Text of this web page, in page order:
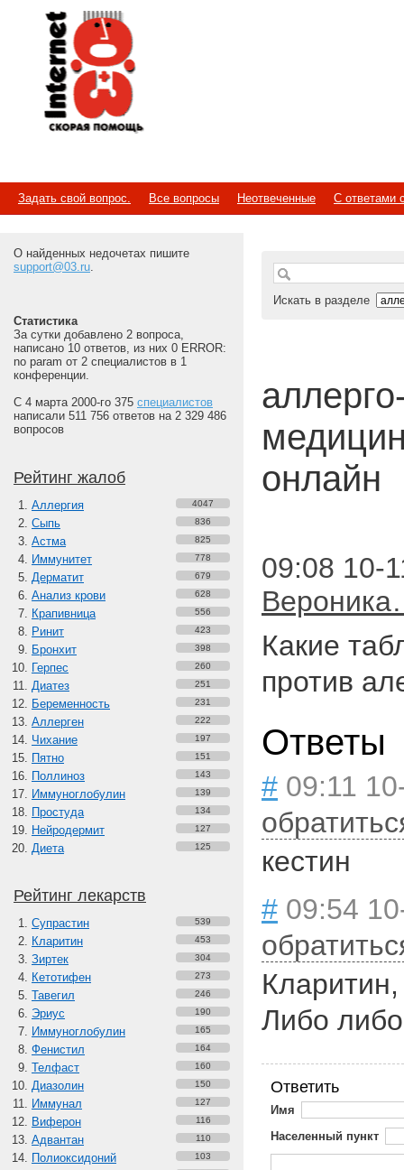
Internet
Скорая помощь
Задать свой вопрос. Все вопросы Неотвеченные С ответами
О найденных недочетах пишите
support@03.ru.
Статистика
За сутки добавлено 2 вопроса,
написано 10 ответов, из них 0 ERROR:
no param от 2 специалистов в 1
конференции.
С 4 марта 2000-го 375 специалистов
написали 511 756 ответов на 2 329 486
вопросов
Рейтинг жалоб
Аллергия 4047
Сыпь 836
Астма 825
Иммунитет 778
Дерматит 679
Анализ крови 628
Крапивница 556
Ринит 423
Бронхит 398
Герпес 260
Диатез 251
Беременность 231
Аллерген 222
Чихание 197
Пятно 151
Поллиноз 143
Иммуноглобулин 139
Простуда 134
Нейродермит 127
Диета 125
Рейтинг лекарств
Супрастин 539
Кларитин 453
Зиртек 304
Кетотифен 273
Тавегил 246
Эриус 190
Иммуноглобулин 165
Фенистил 164
Телфаст 160
Диазолин 150
Иммунал 127
Виферон 116
Адвантан 110
Полиоксидоний 103
Искать в разделе
онлайн
09:08 10-
Какие
против
Ответы
# 09:11
кестин
# 09:54
Кларитин,
Либо
Ответить
Имя
Населенный пункт